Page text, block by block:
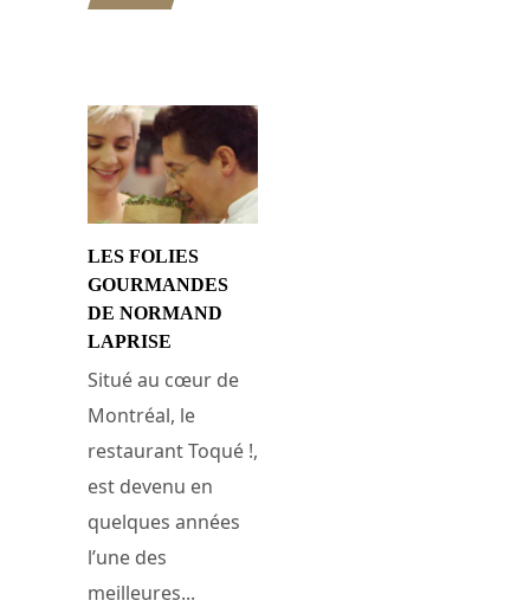
LES FOLIES
GOURMANDES
DE NORMAND
LAPRISE
Situé au cœur de
Montréal, le
restaurant Toqué !,
est devenu en
quelques années
l’une des
meilleures...